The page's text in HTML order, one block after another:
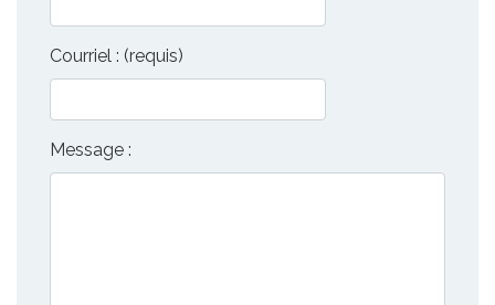
Courriel : (requis)
Message :